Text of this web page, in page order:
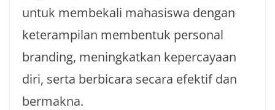
untuk membekali mahasiswa dengan
keterampilan membentuk personal
branding, meningkatkan kepercayaan
diri, serta berbicara secara efektif dan
bermakna.